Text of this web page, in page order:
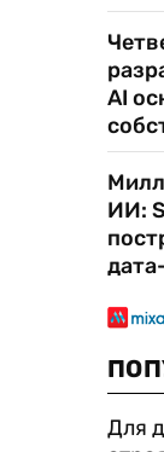
AI
ИИ:
Для